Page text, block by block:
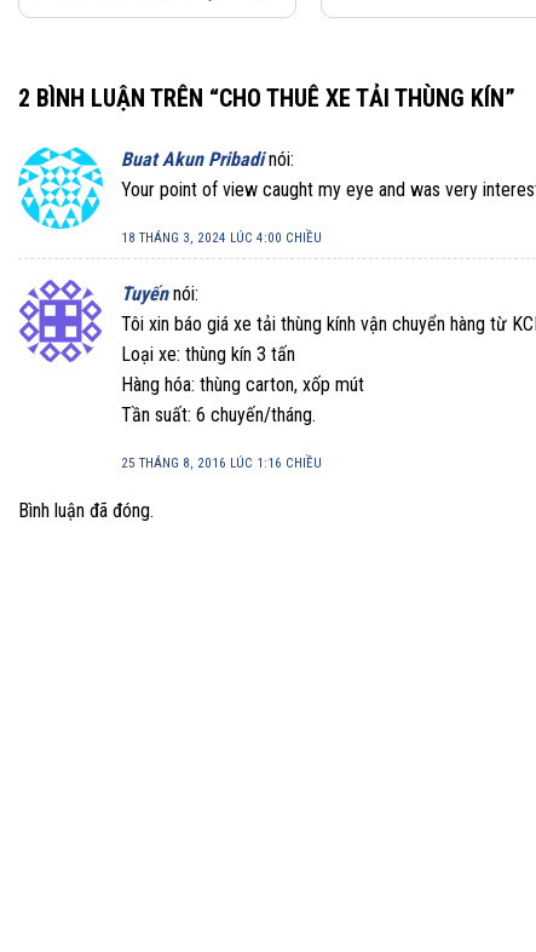
2 BÌNH LUẬN TRÊN “CHO THUÊ XE TẢI THÙNG KÍN”
Buat Akun Pribadi nói:
Your point of view caught my eye and was very
18 THÁNG 3, 2024 LÚC 4:00 CHIỀU
Tuyến nói:
Tôi xin báo giá xe tải thùng kính vận chuyển hàng từ
Loại xe: thùng kín 3 tấn
Hàng hóa: thùng carton, xốp mút
Tần suất: 6 chuyến/tháng.
25 THÁNG 8, 2016 LÚC 1:16 CHIỀU
Bình luận đã đóng.